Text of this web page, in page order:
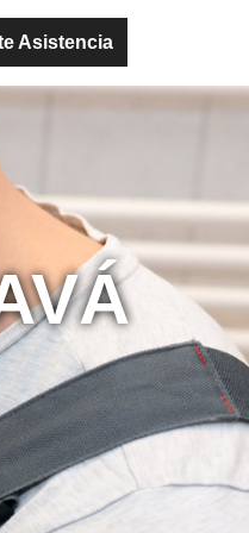
Asistencia